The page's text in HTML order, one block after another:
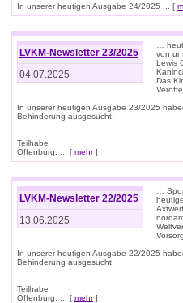
In unserer heutigen Ausgabe 24/2025 ... [
LVKM-Newsletter 23/2025
04.07.2025
…
von
Lewis
Das
In unserer heutigen Ausgabe 23/2025
Behinderung ausgesucht:
Teilhabe
Offenburg: ... [ mehr]
LVKM-Newsletter 22/2025
13.06.2025
…
In unserer heutigen Ausgabe 22/2025
Behinderung ausgesucht:
Teilhabe
Offenburg: ... [ mehr]